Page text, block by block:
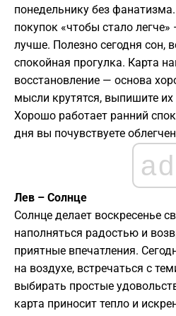
понедельнику без
покупок «чтобы стало
лучше. Полезно сегодня сон,
спокойная прогулка. Карта
восстановление — основа
мысли крутятся, выпишите их
Хорошо работает ранний
дня вы почувствуете
ad
Лев – Солнце
Солнце делает воскресенье
наполняться радостью и
приятные впечатления.
на воздухе, встречаться с
выбирать простые
карта приносит тепло и